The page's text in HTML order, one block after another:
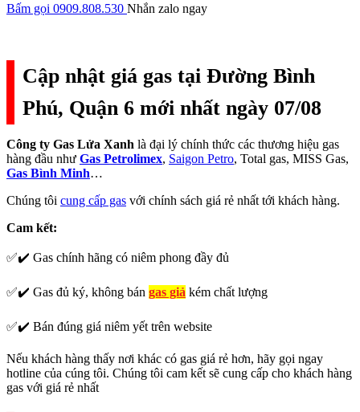
Bấm gọi 0909.808.530 Nhắn zalo ngay
Cập nhật giá gas tại Đường Bình
Phú, Quận 6 mới nhất ngày 07/08
Công ty Gas Lửa Xanh là đại lý chính thức các thương hiệu gas
hàng đầu như Gas Petrolimex, Saigon Petro, Total gas, MISS Gas,
Gas Bình Minh…
Chúng tôi cung cấp gas với chính sách giá rẻ nhất tới khách hàng.
Cam kết:
✅✔️ Gas chính hãng có niêm phong đầy đủ
✅✔️ Gas đủ ký, không bán gas giả kém chất lượng
✅✔️ Bán đúng giá niêm yết trên website
Nếu khách hàng thấy nơi khác có gas giá rẻ hơn, hãy gọi ngay
hotline của cúng tôi. Chúng tôi cam kết sẽ cung cấp cho khách hàng
gas với giá rẻ nhất